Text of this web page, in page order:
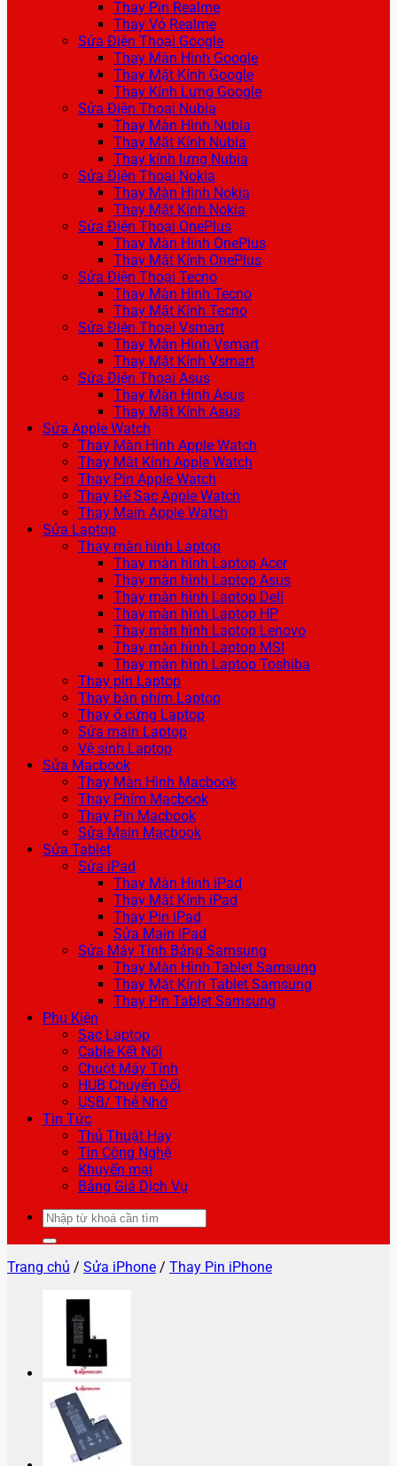
Thay Pin Realme
Thay Vỏ Realme
Sửa Điện Thoại Google
Thay Màn Hình Google
Thay Mặt Kính Google
Thay Kính Lưng Google
Sửa Điện Thoại Nubia
Thay Màn Hình Nubia
Thay Mặt Kính Nubia
Thay kính lưng Nubia
Sửa Điện Thoại Nokia
Thay Màn Hình Nokia
Thay Mặt Kính Nokia
Sửa Điện Thoại OnePlus
Thay Màn Hình OnePlus
Thay Mặt Kính OnePlus
Sửa Điện Thoại Tecno
Thay Màn Hình Tecno
Thay Mặt Kính Tecno
Sửa Điện Thoại Vsmart
Thay Màn Hình Vsmart
Thay Mặt Kính Vsmart
Sửa Điện Thoại Asus
Thay Màn Hình Asus
Thay Mặt Kính Asus
Sửa Apple Watch
Thay Màn Hình Apple Watch
Thay Mặt Kính Apple Watch
Thay Pin Apple Watch
Thay Đế Sạc Apple Watch
Thay Main Apple Watch
Sửa Laptop
Thay màn hình Laptop
Thay màn hình Laptop Acer
Thay màn hình Laptop Asus
Thay màn hình Laptop Dell
Thay màn hình Laptop HP
Thay màn hình Laptop Lenovo
Thay màn hình Laptop MSI
Thay màn hình Laptop Toshiba
Thay pin Laptop
Thay bàn phím Laptop
Thay ổ cứng Laptop
Sửa main Laptop
Vệ sinh Laptop
Sửa Macbook
Thay Màn Hình Macbook
Thay Phím Macbook
Thay Pin Macbook
Sửa Main Macbook
Sửa Tablet
Sửa iPad
Thay Màn Hình iPad
Thay Mặt Kính iPad
Thay Pin iPad
Sửa Main iPad
Sửa Máy Tính Bảng Samsung
Thay Màn Hình Tablet Samsung
Thay Mặt Kính Tablet Samsung
Thay Pin Tablet Samsung
Phụ Kiện
Sạc Laptop
Cable Kết Nối
Chuột Máy Tính
HUB Chuyển Đổi
USB/ Thẻ Nhớ
Tin Tức
Thủ Thuật Hay
Tin Công Nghệ
Khuyến mại
Bảng Giá Dịch Vụ
Tìm
kiếm:
Trang chủ / Sửa iPhone / Thay Pin iPhone